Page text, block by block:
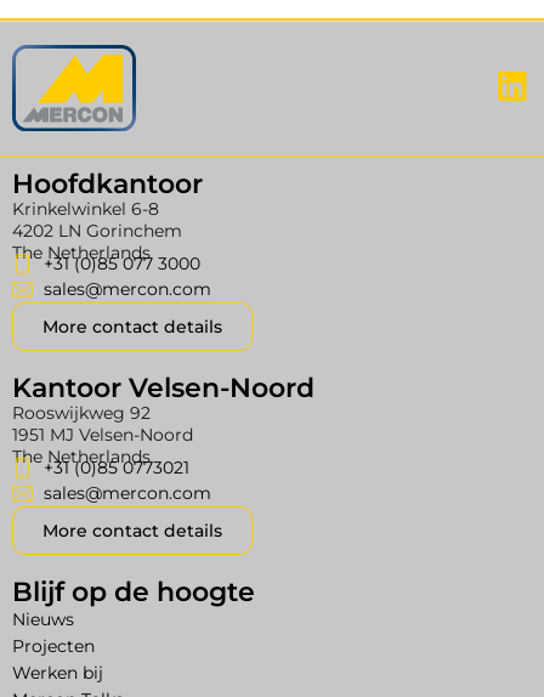
Hoofdkantoor
Krinkelwinkel 6-8
4202 LN Gorinchem
The Netherlands
+31 (0)85 077 3000
sales@mercon.com
More contact details
Kantoor Velsen-Noord
Rooswijkweg 92
1951 MJ Velsen-Noord
The Netherlands
+31 (0)85 0773021
sales@mercon.com
More contact details
Blijf op de hoogte
Nieuws
Projecten
Werken bij